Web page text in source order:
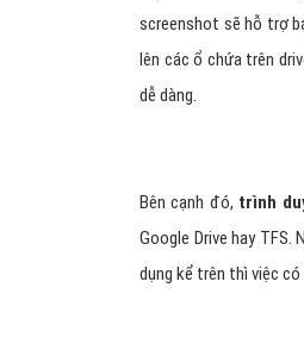
screenshot sẽ hỗ trợ
lên các ổ chứa trên
dễ dàng.
Bên cạnh đó, trình
Google Drive hay
dụng kể trên thì việc